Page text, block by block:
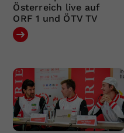
Österreich live auf
ORF 1 und ÖTV TV